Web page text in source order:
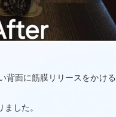
背面に筋膜リリースをかける
した。